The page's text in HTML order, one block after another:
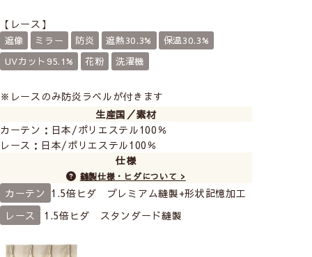
【レース】
遮像 ミラー 防炎 遮熱30.3%
保温30.3%
UVカット95.1%
花粉 洗濯機
※レースのみ防炎ラベルが付きます
生産国／素材
カーテン：日本/ポリエステル100％
レース：日本/ポリエステル100％
仕様
縫製仕様・ヒダについて >
カーテン 1.5倍ヒダ プレミアム縫製+形状記憶加工
レース
1.5倍ヒダ スタンダード縫製